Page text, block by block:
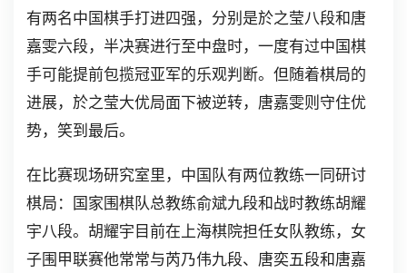
有两名中国棋手打进四强，分别是於之莹八段和唐
嘉雯六段，半决赛进行至中盘时，一度有过中国棋
手可能提前包揽冠亚军的乐观判断。但随着棋局的
进展，於之莹大优局面下被逆转，唐嘉雯则守住优
势，笑到最后。
在比赛现场研究室里，中国队有两位教练一同研讨
棋局：国家围棋队总教练俞斌九段和战时教练胡耀
宇八段。胡耀宇目前在上海棋院担任女队教练，女
子围甲联赛他常常与芮乃伟九段、唐奕五段和唐嘉